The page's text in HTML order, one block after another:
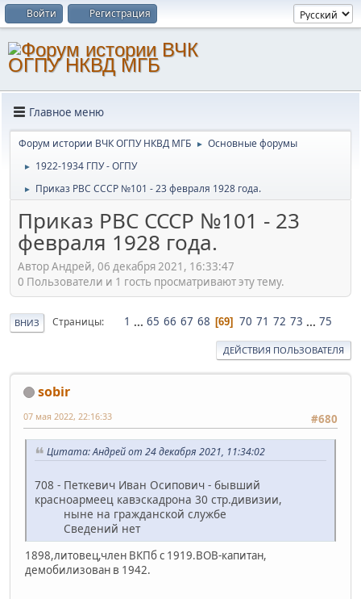
Войти Регистрация
Главное меню
Форум истории ВЧК ОГПУ НКВД МГБ ► Основные форумы
► 1922-1934 ГПУ - ОГПУ
► Приказ РВС СССР №101 - 23 февраля 1928 года.
Приказ РВС СССР №101 - 23
февраля 1928 года.
Автор Андрей, 06 декабря 2021, 16:33:47
0 Пользователи и 1 гость просматривают эту тему.
ВНИЗ Страницы 1 ... 65 66 67 68 69 70 71 72 73 ... 75
ДЕЙСТВИЯ ПОЛЬЗОВАТЕЛЯ
sobir
#680
07 мая 2022, 22:16:33
Цитата: Андрей от 24 декабря 2021, 11:34:02
708 - Петкевич Иван Осипович - бывший
красноармеец кавэскадрона 30 стр.дивизии,
ныне на гражданской службе
Сведений нет
1898,литовец,член ВКПб с 1919.ВОВ-капитан,
демобилизован в 1942.